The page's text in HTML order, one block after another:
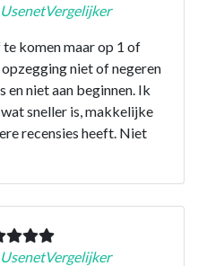
UsenetVergelijker
komen maar op 1 of
niet of negeren
en niet aan beginnen. Ik
sneller is, makkelijke
recensies heeft. Niet
UsenetVergelijker